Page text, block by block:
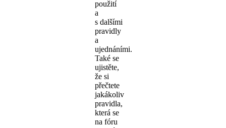
použití
a
s dalšími
pravidly
a
ujednáními.
Také se
ujistěte,
že si
přečtete
jakákoliv
pravidla,
která se
na fóru